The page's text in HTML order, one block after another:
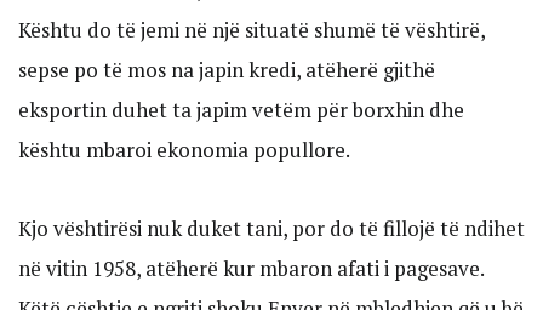
Kështu do të jemi në një situatë shumë të vështirë,
sepse po të mos na japin kredi, atëherë gjithë
eksportin duhet ta japim vetëm për borxhin dhe
kështu mbaroi ekonomia popullore.
Kjo vështirësi nuk duket tani, por do të fillojë të ndihet
në vitin 1958, atëherë kur mbaron afati i pagesave.